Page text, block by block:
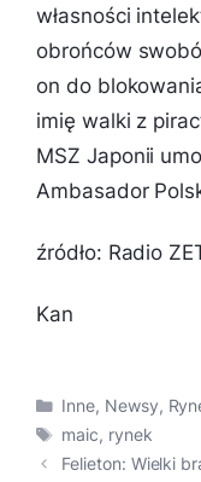
własności
obrońców
on do
imię walki z
MSZ Japonii
Ambasador
źródło: Radio
Kan
Kategorie
Inne, Newsy,
Tagi
maic, rynek
Felieton: Wielki